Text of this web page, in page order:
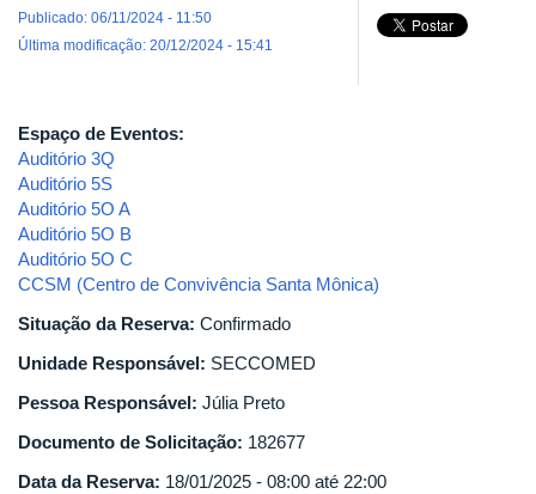
Publicado: 06/11/2024 - 11:50
Última modificação: 20/12/2024 - 15:41
Espaço de Eventos:
Auditório 3Q
Auditório 5S
Auditório 5O A
Auditório 5O B
Auditório 5O C
CCSM (Centro de Convivência Santa Mônica)
Situação da Reserva: Confirmado
Unidade Responsável: SECCOMED
Pessoa Responsável: Júlia Preto
Documento de Solicitação: 182677
Data da Reserva: 18/01/2025 - 08:00 até 22:00